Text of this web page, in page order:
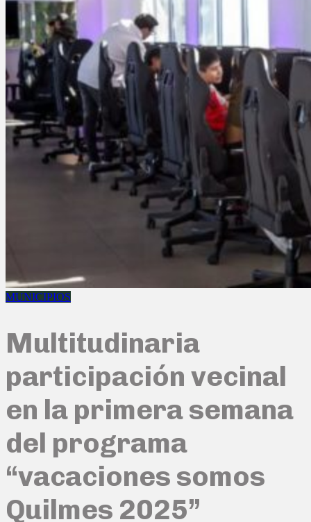
MUNICIPIOS
Multitudinaria
participación vecinal
en la primera semana
del programa
“vacaciones somos
Quilmes 2025”